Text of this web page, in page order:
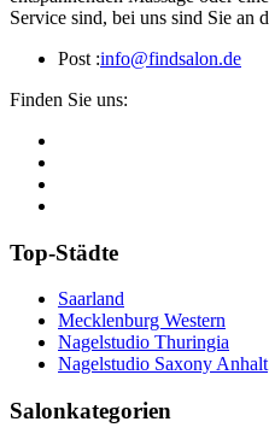
Service sind, bei uns sind Sie an
Post :info@findsalon.de
Finden Sie uns:
Top-Städte
Saarland
Mecklenburg Western
Nagelstudio Thuringia
Nagelstudio Saxony Anhalt
Salonkategorien